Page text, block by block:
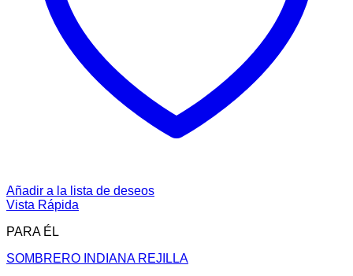
Añadir a la lista de deseos
Vista Rápida
PARA ÉL
SOMBRERO INDIANA REJILLA